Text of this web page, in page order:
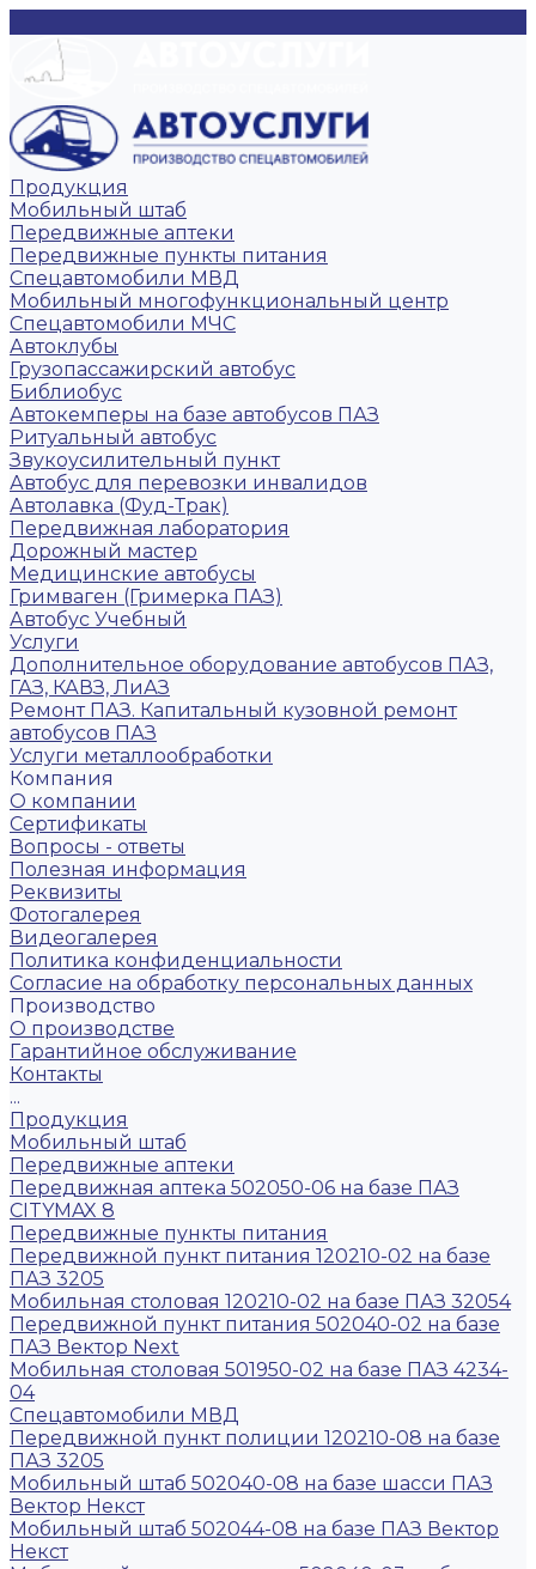
Продукция
Мобильный штаб
Передвижные аптеки
Передвижные пункты питания
Спецавтомобили МВД
Мобильный многофункциональный центр
Спецавтомобили МЧС
Автоклубы
Грузопассажирский автобус
Библиобус
Автокемперы на базе автобусов ПАЗ
Ритуальный автобус
Звукоусилительный пункт
Автобус для перевозки инвалидов
Автолавка (Фуд-Трак)
Передвижная лаборатория
Дорожный мастер
Медицинские автобусы
Гримваген (Гримерка ПАЗ)
Автобус Учебный
Услуги
Дополнительное оборудование автобусов ПАЗ,
ГАЗ, КАВЗ, ЛиАЗ
Ремонт ПАЗ. Капитальный кузовной ремонт
автобусов ПАЗ
Услуги металлообработки
Компания
О компании
Сертификаты
Вопросы - ответы
Полезная информация
Реквизиты
Фотогалерея
Видеогалерея
Политика конфиденциальности
Согласие на обработку персональных данных
Производство
О производстве
Гарантийное обслуживание
Контакты
...
Продукция
Мобильный штаб
Передвижные аптеки
Передвижная аптека 502050-06 на базе ПАЗ
CITYMAX 8
Передвижные пункты питания
Передвижной пункт питания 120210-02 на базе
ПАЗ 3205
Мобильная столовая 120210-02 на базе ПАЗ 32054
Передвижной пункт питания 502040-02 на базе
ПАЗ Вектор Next
Мобильная столовая 501950-02 на базе ПАЗ 4234-
04
Спецавтомобили МВД
Передвижной пункт полиции 120210-08 на базе
ПАЗ 3205
Мобильный штаб 502040-08 на базе шасси ПАЗ
Вектор Некст
Мобильный штаб 502044-08 на базе ПАЗ Вектор
Некст